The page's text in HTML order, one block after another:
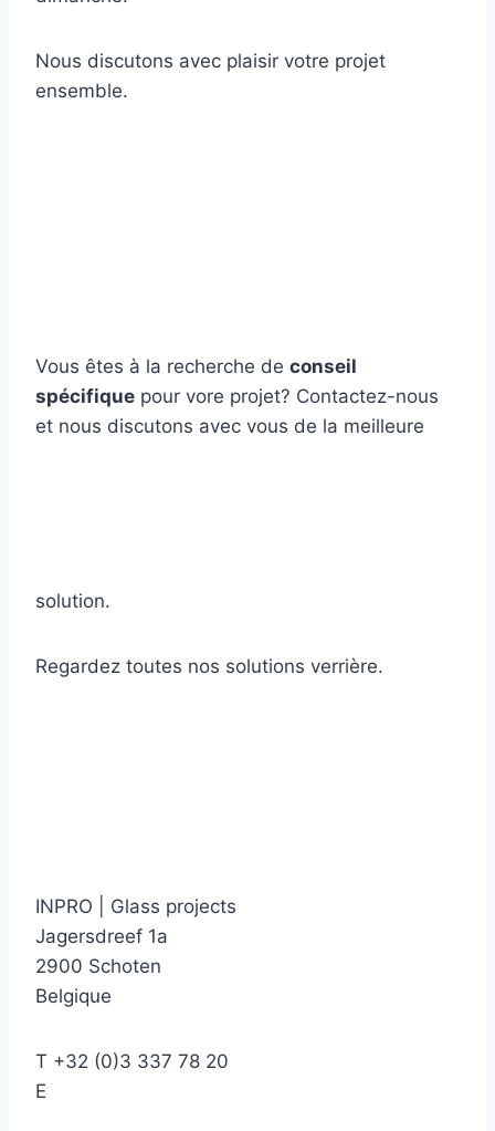
Nous discutons avec plaisir votre projet
ensemble.
Vous êtes à la recherche de conseil
spécifique pour vore projet? Contactez-nous
et nous discutons avec vous de la meilleure
solution.
Regardez toutes nos solutions verrière.
INPRO
Glass projects
Jagersdreef 1a
2900 Schoten
Belgique
T +32 (0)3 337 78 20
E